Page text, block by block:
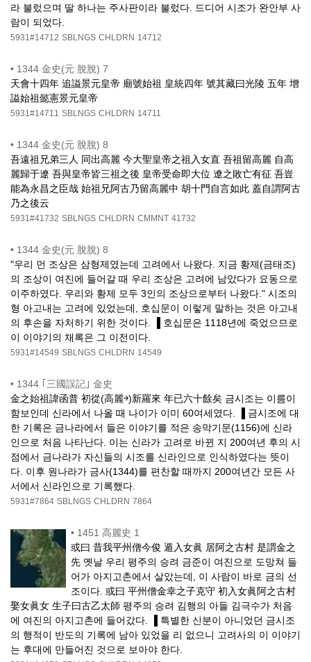
라 불렀으며 딸 하나는 주사판이라 불렀다. 드디어 시조가 완안부 사
람이 되었다.
5931#14712 SBLNGS CHLDRN 14712
• 1344 金史(元 脫脫) 7
天會十四年 追謚景元皇帝 廟號始祖 皇統四年 號其藏曰光陵 五年 增
謚始祖懿憲景元皇帝
5931#14711 SBLNGS CHLDRN 14711
• 1344 金史(元 脫脫) 8
吾遠祖兄弟三人 同出高麗 今大聖皇帝之祖入女直 吾祖留高麗 自高
麗歸于遼 吾與皇帝皆三祖之後 皇帝受命即大位 遼之敗亡有征 吾豈
能為永昌之臣哉 始祖兄阿古乃留高麗中 胡十門自言如此 蓋自謂阿古
乃之後云
5931#41732 SBLNGS CHLDRN CMMNT 41732
• 1344 金史(元 脫脫) 8
"우리 먼 조상은 삼형제였는데 고려에서 나왔다. 지금 황제(금태조)
의 조상이 여진에 들어갈 때 우리 조상은 고려에 남았다가 요동으로
이주하였다. 우리와 황제 모두 3인의 조상으로부터 나왔다." 시조의
형 아고내는 고려에 있었는데, 호십문이 이렇게 말하는 것은 아고내
의 후손을 자처하기 위한 것이다. ▐ 호십문은 1118년에 죽었으므로
이 이야기의 채록은 그 이전이다.
5931#14549 SBLNGS CHLDRN 14549
• 1344 ｢三國誤記｣ 金史
金之始祖諱函普 初從(高麗￫)新羅來 年已六十餘矣 금시조는 이름이
함보인데 신라에서 나올 때 나이가 이미 60여세였다. ▐ 금시조에 대
한 기록은 금나라에서 들은 이야기를 적은 송막기문(1156)에 신라
인으로 처음 나타난다. 이는 신라가 고려로 바뀐 지 200여년 후의 시
점에서 금나라가 자신들의 시조를 신라인으로 인식하였다는 뜻이
다. 이후 원나라가 금사(1344)를 편찬할 때까지 200여년간 모든 사
서에서 신라인으로 기록했다.
5931#7864 SBLNGS CHLDRN 7864
• 1451 高麗史 1
或曰 昔我平州僧今俊 遁入女眞 居阿之古村 是謂金之
先 옛날 우리 평주의 승려 금준이 여진으로 도망쳐 들
어가 아지고촌에서 살았는데, 이 사람이 바로 금의 선
조이다. 或曰 平州僧金幸之子克守 初入女眞阿之古村
娶女眞女 生子曰古乙太師 평주의 승려 김행의 아들 김극수가 처음
에 여진의 아지고촌에 들어갔다. ▐ 특별한 신분이 아니었던 금시조
의 행적이 반도의 기록에 남아 있었을 리 없으니 고려사의 이 이야기
는 후대에 만들어진 것으로 보아야 한다.